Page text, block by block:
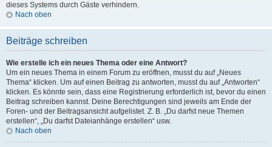
dieses Systems durch Gäste verhindern.
Nach oben
Beiträge schreiben
Wie erstelle ich ein neues Thema oder eine Antwort?
Um ein neues Thema in einem Forum zu eröffnen, musst du auf „Neues
Thema“ klicken. Um auf einen Beitrag zu antworten, musst du auf „Antworten“
klicken. Es könnte sein, dass eine Registrierung erforderlich ist, bevor du einen
Beitrag schreiben kannst. Deine Berechtigungen sind jeweils am Ende der
Foren- und der Beitragsansicht aufgelistet. Z. B. „Du darfst neue Themen
erstellen“, „Du darfst Dateianhänge erstellen“ usw.
Nach oben